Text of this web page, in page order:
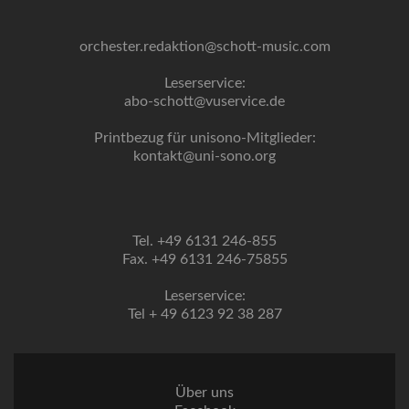
orchester.redaktion@schott-music.com
Leserservice:
abo-schott@vuservice.de
Printbezug für unisono-Mitglieder:
kontakt@uni-sono.org
Tel. +49 6131 246-855
Fax. +49 6131 246-75855
Leserservice:
Tel + 49 6123 92 38 287
Über uns